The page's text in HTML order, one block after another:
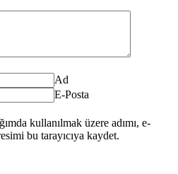
Ad
E-Posta
kullanılmak üzere adımı, e-
bu tarayıcıya kaydet.